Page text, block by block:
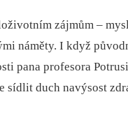
zájmům –⁠
náměty. I když
pana profesora
sídlit duch navýsost